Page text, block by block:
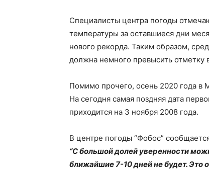
Специалисты центра погоды
температуры за оставшиеся дни
нового рекорда. Таким образом,
должна немного превысить отметку
Помимо прочего, осень 2020 года в
На сегодня самая поздняя дата
приходится на 3 ноября 2008 года.
В центре погоды “Фобос”
“С большой долей уверенности
ближайшие 7-10 дней не будет. Это